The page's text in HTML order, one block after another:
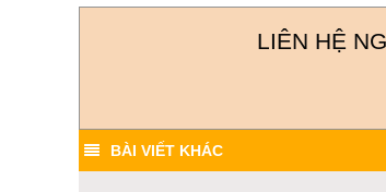
LIÊN HỆ
BÀI VIẾT KHÁC